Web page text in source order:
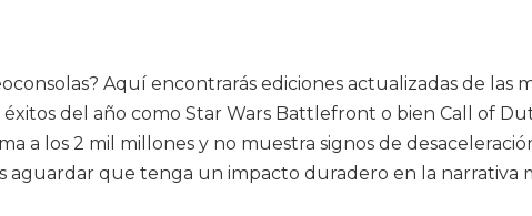
Aquí encontrarás ediciones actualizadas de las
del año como Star Wars Battlefront o bien Call of
a los 2 mil millones y no muestra signos de
aguardar que tenga un impacto duradero en la narrativa